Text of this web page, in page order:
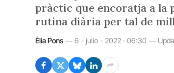
pràctic que encoratja a la
rutina diària per tal de
Èlia Pons 6 - julio - 2022 · 06:30